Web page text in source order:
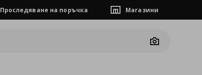
Проследяване на поръчка Магазини
Camera